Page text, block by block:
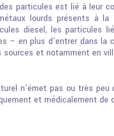
particules est lié à leur
lourds présents à
diesel, les particules
– en plus d’entrer dans
et notamment en
n’émet pas ou très peu
et médicalement de